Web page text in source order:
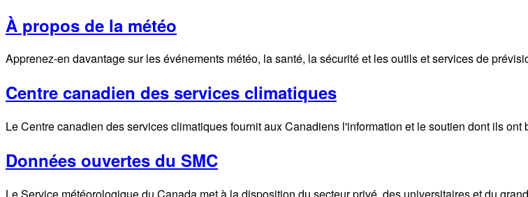
À propos de la météo
Apprenez-en davantage sur les événements météo, la santé, la sécurité et les outils et services de
Centre canadien des services climatiques
Le Centre canadien des services climatiques fournit aux Canadiens l'information et le soutien dont ils
Données ouvertes du SMC